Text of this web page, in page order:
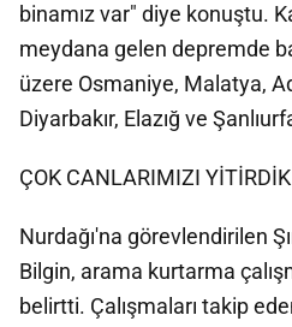
binamız var" diye konuştu.
meydana gelen depremde
üzere Osmaniye, Malatya,
Diyarbakır, Elazığ ve
ÇOK CANLARIMIZI YİTİRDİK
Nurdağı'na görevlendirilen
Bilgin, arama kurtarma
belirtti. Çalışmaları takip